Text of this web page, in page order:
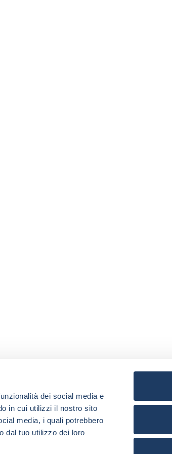
dei social media e
in cui utilizzi il nostro sito
media, i quali potrebbero
dal tuo utilizzo dei loro